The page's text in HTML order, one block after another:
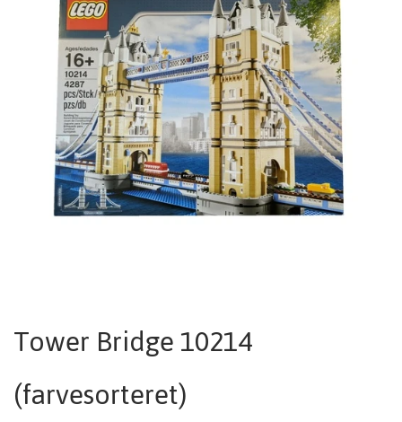
Tower Bridge 10214
(farvesorteret)